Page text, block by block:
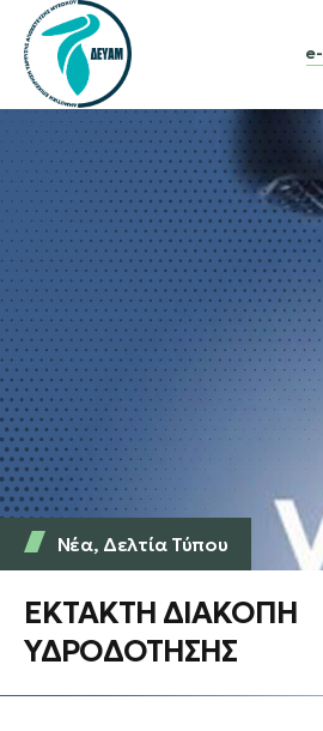
Νέα, Δελτία Τύπου
ΕΚΤΑΚΤΗ ΔΙΑΚΟΠΗ
ΥΔΡΟΔΟΤΗΣΗΣ